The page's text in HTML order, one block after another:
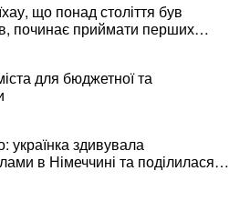
що понад століття був
починає приймати перших
для бюджетної та
здивувала
в Німеччині та поділилася